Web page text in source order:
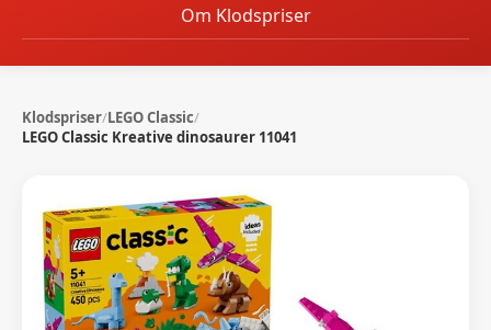
Om Klodspriser
Klodspriser/LEGO Classic/
LEGO Classic Kreative dinosaurer 11041